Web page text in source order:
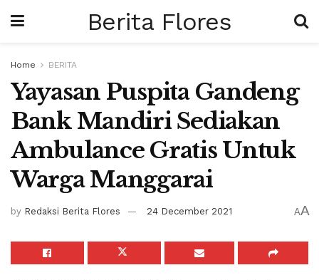
Berita Flores
Home BERITA
Yayasan Puspita Gandeng
Bank Mandiri Sediakan
Ambulance Gratis Untuk
Warga Manggarai
by Redaksi Berita Flores 24 December 2021 AA